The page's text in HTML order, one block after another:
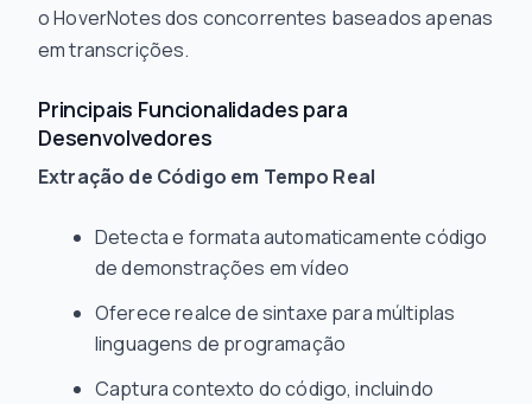
o HoverNotes dos concorrentes baseados apenas
em transcrições.
Principais Funcionalidades para
Desenvolvedores
Extração de Código em Tempo Real
Detecta e formata automaticamente código
de demonstrações em vídeo
Oferece realce de sintaxe para múltiplas
linguagens de programação
Captura contexto do código, incluindo